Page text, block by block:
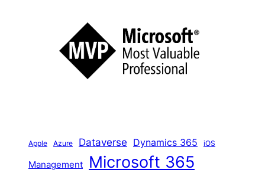
Apple Azure Dataverse Dynamics 365 iOS
Management Microsoft 365